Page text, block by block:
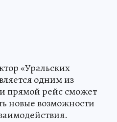
«Уральских
одним из
прямой рейс сможет
новые возможности